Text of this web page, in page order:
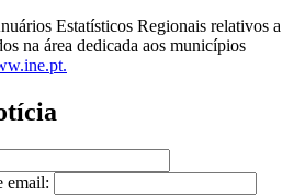
Estatísticos Regionais relativos a
na área dedicada aos municípios
email: